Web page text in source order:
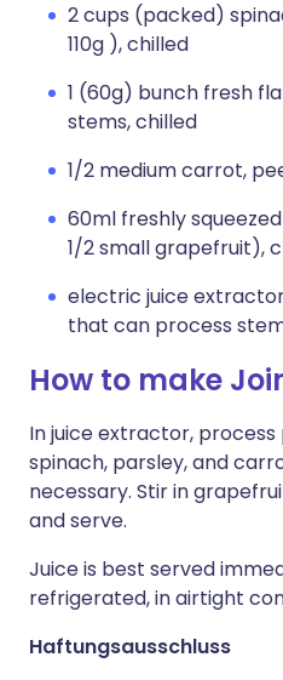
2 cups (packed)
110g ), chilled
1 (60g) bunch fresh
stems, chilled
1/2 medium carrot,
60ml freshly
1/2 small grapefruit),
electric juice
that can process
How to make
In juice extractor,
spinach, parsley, and
necessary. Stir in
and serve.
Juice is best served
refrigerated, in airtight
Haftungsausschluss